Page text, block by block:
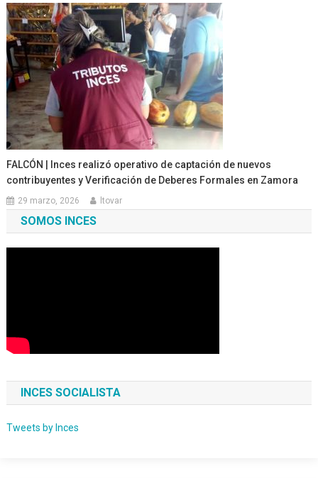
FALCÓN | Inces realizó operativo de captación de nuevos
contribuyentes y Verificación de Deberes Formales en Zamora
29 marzo, 2026 ltovar
SOMOS INCES
INCES SOCIALISTA
Tweets by Inces